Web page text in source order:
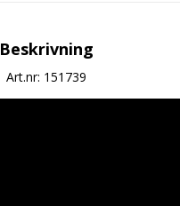
Beskrivning
Art.nr: 151739